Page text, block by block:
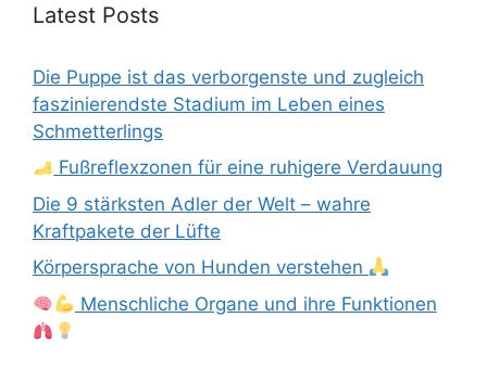
Latest Posts
Die Puppe ist das verborgenste und zugleich
faszinierendste Stadium im Leben eines
Schmetterlings
Fußreflexzonen für eine ruhigere Verdauung
Die 9 stärksten Adler der Welt – wahre
Kraftpakete der Lüfte
Körpersprache von Hunden verstehen
Menschliche Organe und ihre Funktionen